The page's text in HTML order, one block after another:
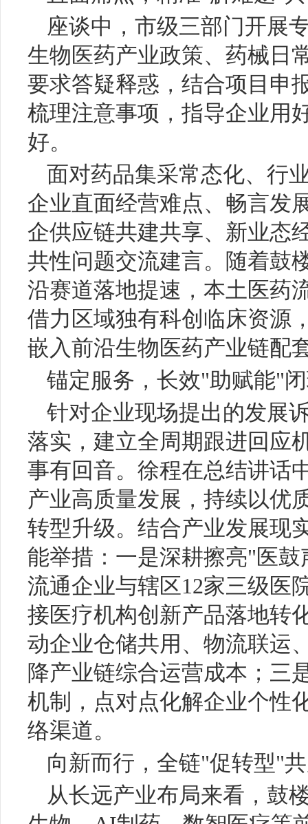
座谈中，市级三部门开展
生物医药产业政策、药械日
要求答疑释惑，结合项目申
梳理注意事项，指导企业用
好。
面对药品集采常态化、行
企业直面经营难点、畅言发
企供应链共建共享、新业态
共性问题交流建言。随着鼓
沿赛道落地提速，本土医药
借力区域独有科创临床资源
嵌入前沿生物医药产业链配
锚定服务，长效"助赋能"
针对企业现场提出的发展
落实，建立全周期跟进回应
事有回音。徐程在总结讲话
产业高质量发展，持续以优
转型升级。结合产业发展现
能举措：一是深耕擦亮"医
流通企业与辖区12家三级医
接医疗机构创新产品落地转
动企业仓储共用、物流联运
降产业链综合运营成本；三
机制，点对点化解企业个性
络渠道。
向新而行，全链"促转型"
从长远产业布局来看，鼓